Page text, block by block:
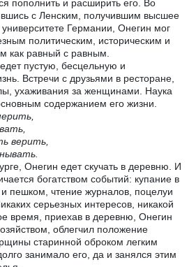
пополнить и расширить его. Во
с Ленским, получившим высшее
Германии, Онегин мог
политическим, историческим и
как равный с равным.
пустую, бесцельную и
Встречи с друзьями в ресторане,
ухаживания за женщинами. Наука
содержанием его жизни.
верить,
Онегин едет скучать в деревню. И
богатством событий: купание в
и пешком, чтение журналов, поцелуи
серьезных интересов, никакой
время, приехав в деревню, Онегин
облегчил положение
старинной оброком легким
занимало его, да и занялся этим